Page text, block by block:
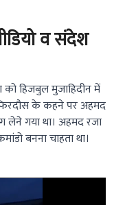
व संदेश
हिजबुल मुजाहिदीन में
के कहने पर अहमद
लेने गया था। अहमद रजा
बनना चाहता था।